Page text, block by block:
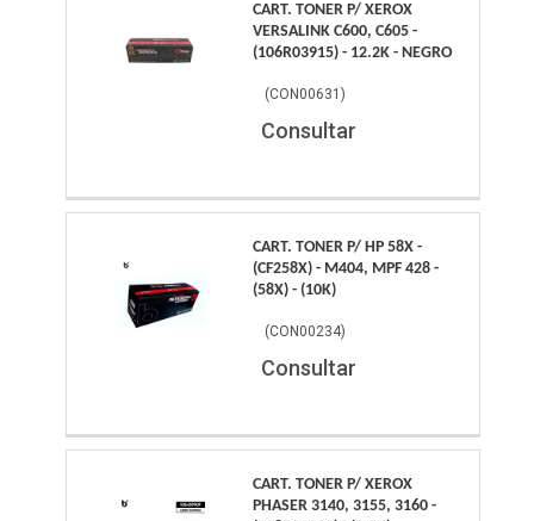
CART. TONER P/ XEROX
VERSALINK C600, C605 -
(106R03915) - 12.2K - NEGRO
(CON00631 )
Consultar
CART. TONER P/ HP 58X -
(CF258X) - M404, MPF 428 -
(58X) - (10K)
(CON00234)
Consultar
CART. TONER P/ XEROX
PHASER 3140, 3155, 3160 -